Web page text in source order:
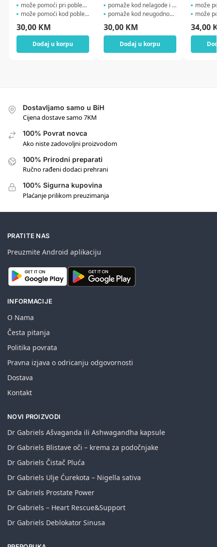
može pomoći pri poblemi...
može pomoći kod poblema...
30,00 KM
Dodaj u korpu
pomaže kod nelagode i sv...
pomaže kod neugodnog vag...
30,00 KM
Dodaj u korpu
može
može
34,00
Dostavljamo samo u BiH
Cijena dostave samo 7KM
100% Povrat novca
Ako niste zadovoljni proizvodom
100% Prirodni preparati
Ručno rađeni dodaci prehrani
100% Sigurna kupovina
Plaćanje prilikom preuzimanja
PRATITE NAS
Preuzmite Android aplikaciju
INFORMACIJE
O Nama
Česta pitanja
Politika povrata
Pravna izjava o odricanju odgovornosti
Dostava
Kontakt
NOVI PROIZVODI
Dr Gabriels Ašvaganda ili Ashwagandha kapsule
Dr Gabriels Blistave oči – krema za podočnjake
Dr Gabriels Čistač Pluća
Dr Gabriels Ulje Ćurekota – Nigella sativa
Dr Gabriels Prostate Power
Dr Gabriels – Heart Rescue&Support
Dr Gabriels Deblokator Sinusa